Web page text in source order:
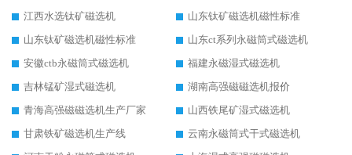
江西水选钛矿磁选机
山东钛矿磁选机磁性标准
山东钛矿磁选机磁性标准
山东ct系列永磁筒式磁选机
安徽ctb永磁筒式磁选机
福建永磁湿式磁选机
吉林锰矿湿式磁选机
湖南高强磁磁选机报价
青海高强磁磁选机生产厂家
山西铁尾矿湿式磁选机
甘肃铁矿磁选机生产线
云南永磁筒式干式磁选机